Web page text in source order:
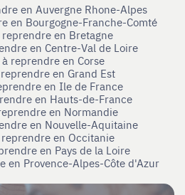
en Auvergne Rhone-Alpes
en Bourgogne-Franche-Comté
en Bretagne
en Centre-Val de Loire
reprendre en Corse
en Grand Est
en Ile de France
en Hauts-de-France
en Normandie
en Nouvelle-Aquitaine
en Occitanie
en Pays de la Loire
en Provence-Alpes-Côte d'Azur